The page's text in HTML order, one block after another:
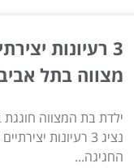
3 רעיונות
מצווה בתל
ילדת בת המצווה
נציג 3 רעיונות
החגיגה...